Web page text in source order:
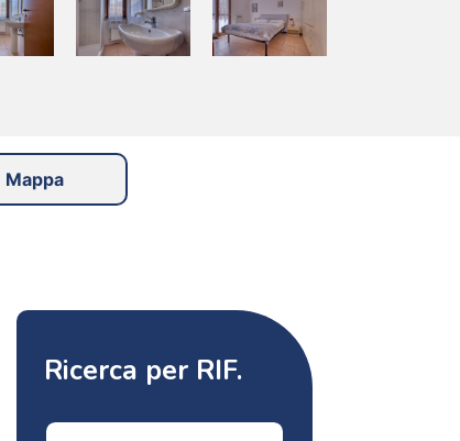
Mappa
Ricerca per RIF.